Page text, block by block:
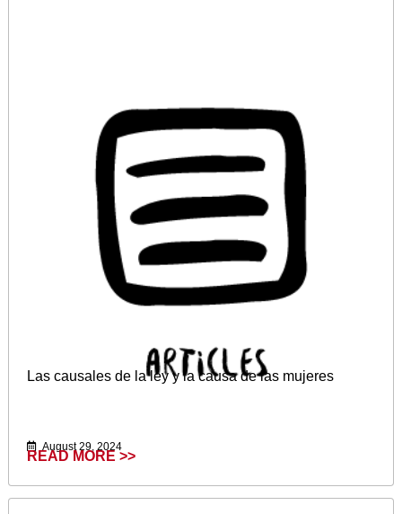
Las causales de la ley y la causa de las mujeres
August 29, 2024
READ MORE >>